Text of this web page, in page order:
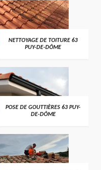
NETTOYAGE DE TOITURE 63
PUY-DE-DÔME
POSE DE GOUTTIÈRES 63 PUY-
DE-DÔME